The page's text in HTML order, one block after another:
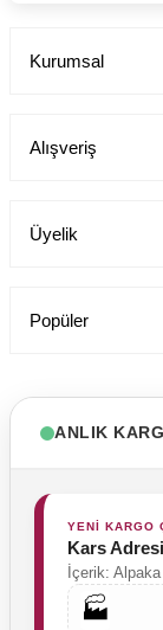
Likrali Pamuklu
Kurumsal
Alışveriş
Üyelik
Popüler
ANLIK
YENİ KARGO
Kars
İçerik:
🏭